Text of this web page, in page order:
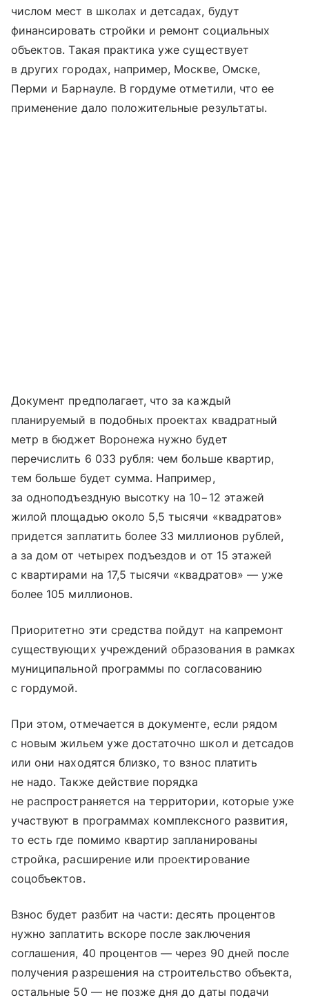
числом мест в школах и детсадах, будут
финансировать стройки и ремонт социальных
объектов. Такая практика уже существует
в других городах, например, Москве, Омске,
Перми и Барнауле. В гордуме отметили, что ее
применение дало положительные результаты.
Документ предполагает, что за каждый
планируемый в подобных проектах квадратный
метр в бюджет Воронежа нужно будет
перечислить 6 033 рубля: чем больше квартир,
тем больше будет сумма. Например,
за одноподъездную высотку на 10−12 этажей
жилой площадью около 5,5 тысячи «квадратов»
придется заплатить более 33 миллионов рублей,
а за дом от четырех подъездов и от 15 этажей
с квартирами на 17,5 тысячи «квадратов» — уже
более 105 миллионов.
Приоритетно эти средства пойдут на капремонт
существующих учреждений образования в рамках
муниципальной программы по согласованию
с гордумой.
При этом, отмечается в документе, если рядом
с новым жильем уже достаточно школ и детсадов
или они находятся близко, то взнос платить
не надо. Также действие порядка
не распространяется на территории, которые уже
участвуют в программах комплексного развития,
то есть где помимо квартир запланированы
стройка, расширение или проектирование
соцобъектов.
Взнос будет разбит на части: десять процентов
нужно заплатить вскоре после заключения
соглашения, 40 процентов — через 90 дней после
получения разрешения на строительство объекта,
остальные 50 — не позже дня до даты подачи